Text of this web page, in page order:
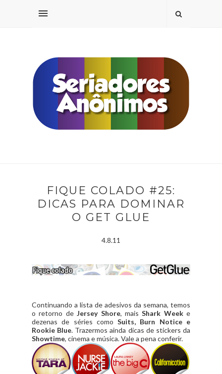
FIQUE COLADO #25:
DICAS PARA DOMINAR
O GET GLUE
4.8.11
Continuando a lista de adesivos da semana, temos
o retorno deJersey Shore, maisShark Weeke
dezenas de séries comoSuits, Burn Notice e
Rookie Blue. Trazermos ainda dicas de stickers da
Showtime, cinema e música. Vale a pena conferir.